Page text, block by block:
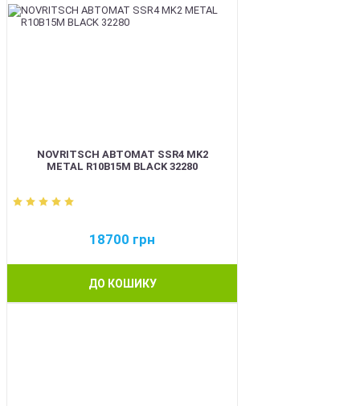
NOVRITSCH АВТОМАТ SSR4 MK2
METAL R10B15M BLACK 32280
18700 грн
ДО КОШИКУ